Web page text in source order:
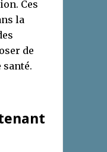
Ces
la
de